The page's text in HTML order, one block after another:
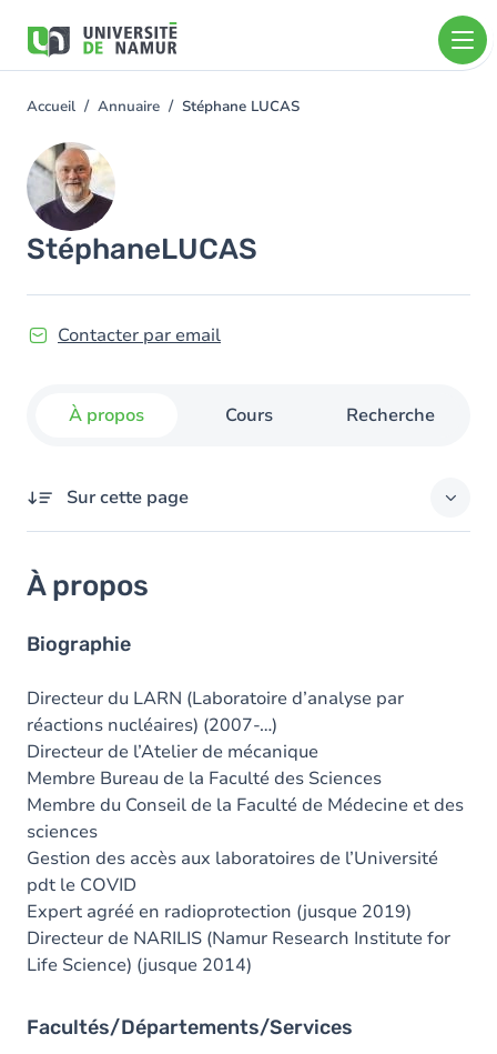
contenu
You
here
Accueil Annuaire Stéphane LUCAS
Image
StéphaneLUCAS
Contacter par email
À propos Cours Recherche
Sur cette page
Domaines d'expertises
Responsabilités externes
Diplômes
Prix
À propos
Biographie
Directeur du LARN (Laboratoire d’analyse par
réactions nucléaires) (2007-…)
Directeur de l’Atelier de mécanique
Membre Bureau de la Faculté des Sciences
Membre du Conseil de la Faculté de Médecine et des
sciences
Gestion des accès aux laboratoires de l’Université
pdt le COVID
Expert agréé en radioprotection (jusque 2019)
Directeur de NARILIS (Namur Research Institute for
Life Science) (jusque 2014)
Facultés/Départements/Services